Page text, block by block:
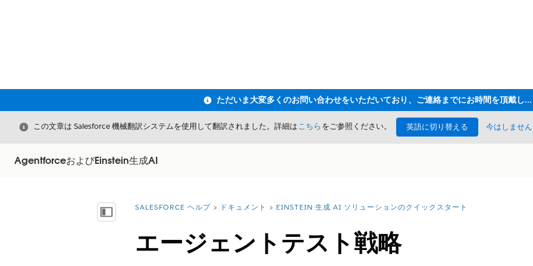
ただいま大変多くのお問い合わせをいただいており、ご連絡までにお時間を頂戴しております
閉じる
この文章は Salesforce 機械翻訳システムを使用して翻訳されました。詳細はこちら をご参照ください。 英語に切り替える 今はしません
AgentforceおよびEinstein生成AI
目次を表示詳細情報:
SALESFORCE ヘルプ ドキュメント EINSTEIN 生成 AI ソリューションのクイックスタート
エージェントテスト戦略